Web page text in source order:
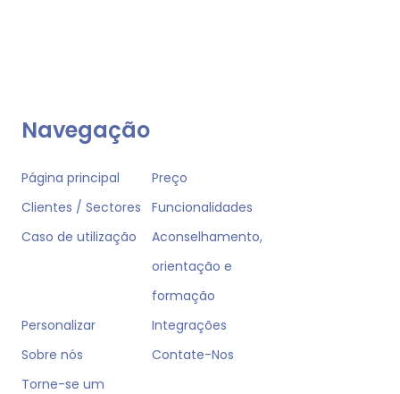
Navegação
Página principal
Preço
Clientes / Sectores
Funcionalidades
Caso de utilização
Aconselhamento,
orientação e
formação
Personalizar
Integrações
Sobre nós
Contate-Nos
Torne-se um